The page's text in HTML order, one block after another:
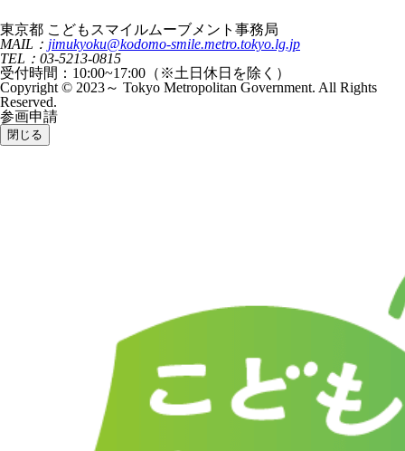
東京都 こどもスマイルムーブメント事務局
MAIL： jimukyoku@kodomo-smile.metro.tokyo.lg.jp
TEL：03-5213-0815
受付時間：10:00~17:00（※土日休日を除く）
Copyright © 2023～ Tokyo Metropolitan Government. All Rights
Reserved.
参画申請
閉じる